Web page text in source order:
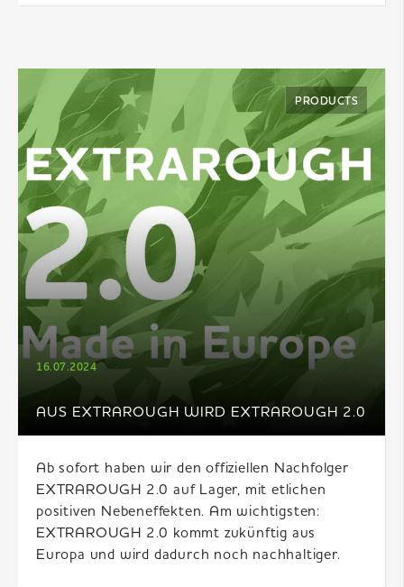
AUS EXTRAROUGH WIRD EXTRAROUGH 2.0
16.07.2024
PRODUCTS
Ab sofort haben wir den offiziellen Nachfolger
EXTRAROUGH 2.0 auf Lager, mit etlichen
positiven Nebeneffekten. Am wichtigsten:
EXTRAROUGH 2.0 kommt zukünftig aus
Europa und wird dadurch noch nachhaltiger.